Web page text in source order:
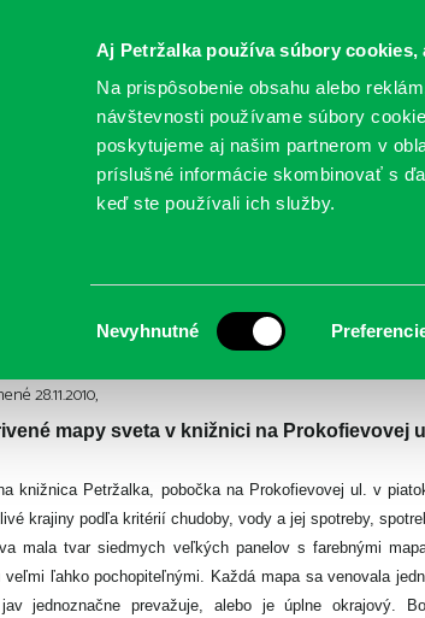
Aj Petržalka používa súbory
Na prispôsobenie obsahu alebo
návštevnosti používame súbory
poskytujeme aj našim partnerom v
príslušné informácie skombinovať s
keď ste používali ich služby.
súhlasu
Nevyhnutné
SA ONLINE KATALÓGY
28.11.2010
28.11.2010,
mapy sveta v knižnici na Prokofievovej
knižnica Petržalka, pobočka na Prokofievovej ul. v
krajiny podľa kritérií chudoby, vody a jej spotreby,
mala tvar siedmych veľkých panelov s farebnými
veľmi ľahko pochopiteľnými. Každá mapa sa venovala
jednoznačne prevažuje, alebo je úplne okrajový.